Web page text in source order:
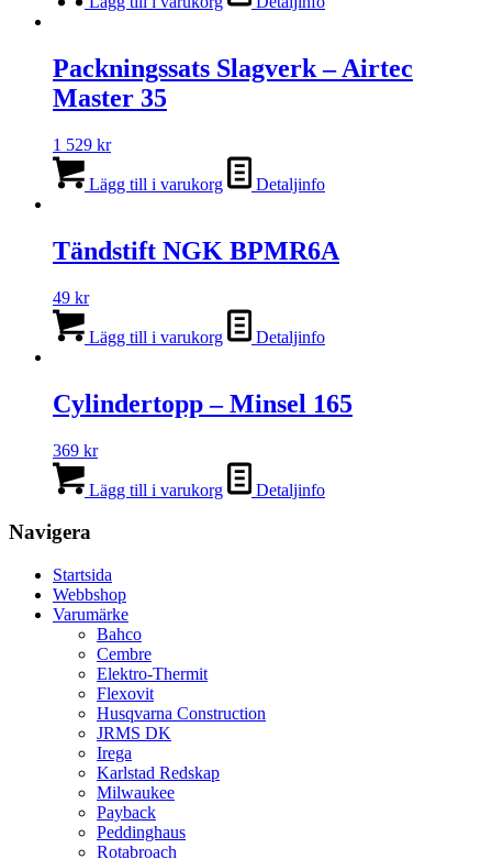
Packningssats Slagverk – Airtec
Master 35
1 529 kr
Lägg till i varukorg Detaljinfo
Tändstift NGK BPMR6A
49 kr
Lägg till i varukorg Detaljinfo
Cylindertopp – Minsel 165
369 kr
Lägg till i varukorg Detaljinfo
Navigera
Startsida
Webbshop
Varumärke
Bahco
Cembre
Elektro-Thermit
Flexovit
Husqvarna Construction
JRMS DK
Irega
Karlstad Redskap
Milwaukee
Payback
Peddinghaus
Rotabroach